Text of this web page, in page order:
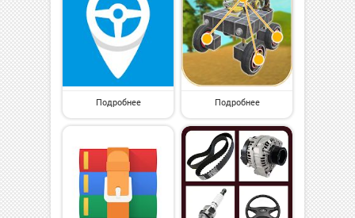
Подробнее Подробнее